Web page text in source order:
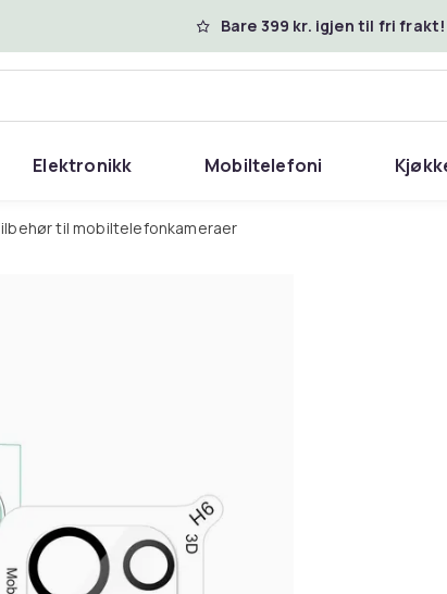
Bare 399 kr. igjen til fri frakt!
Elektronikk Mobiltelefoni
Tilbehør til mobiltelefonkameraer